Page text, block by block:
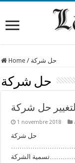
Home / حل شركة
حل شركة
حل شركة
1 novembre 2018
حل شركة
الشركة